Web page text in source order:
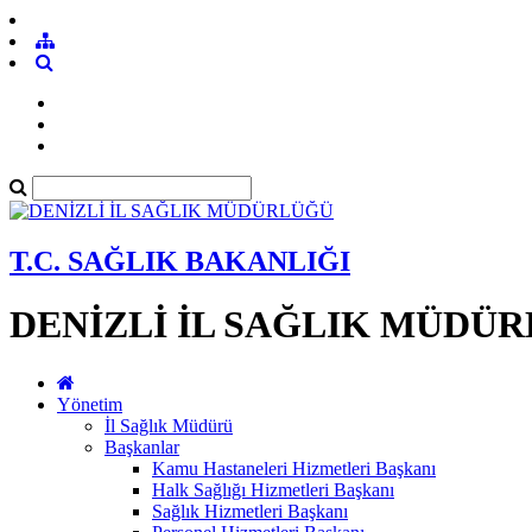
T.C. SAĞLIK BAKANLIĞI
DENİZLİ İL SAĞLIK
Yönetim
İl Sağlık Müdürü
Başkanlar
Kamu Hastaneleri Hizmetleri Başkanı
Halk Sağlığı Hizmetleri Başkanı
Sağlık Hizmetleri Başkanı